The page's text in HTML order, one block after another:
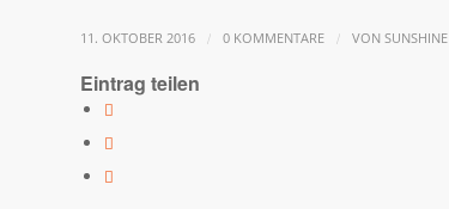
11. OKTOBER 2016 / 0 KOMMENTARE / VON SUNSHINE
Eintrag teilen